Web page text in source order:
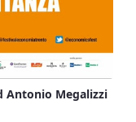
Antonio Megalizzi